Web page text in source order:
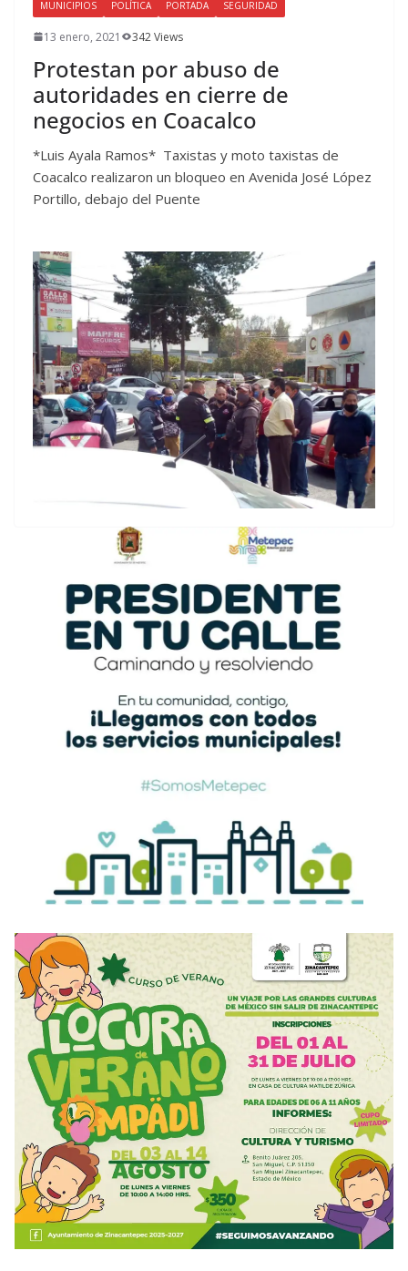
MUNICIPIOS POLÍTICA PORTADA SEGURIDAD
13 enero, 2021 342 Views
Protestan por abuso de
autoridades en cierre de
negocios en Coacalco
*Luis Ayala Ramos* Taxistas y moto taxistas de
Coacalco realizaron un bloqueo en Avenida José López
Portillo, debajo del Puente